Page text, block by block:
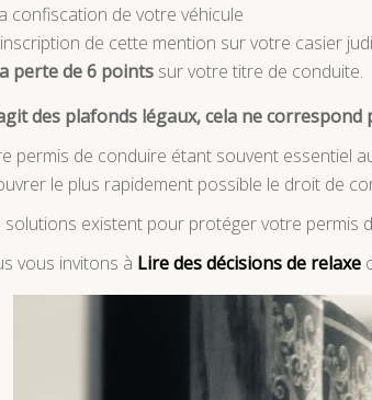
confiscation de votre véhicule
de cette mention sur votre casier
perte de 6 points sur votre titre de conduite.
des plafonds légaux, cela ne
permis de conduire étant souvent essentiel
le plus rapidement possible le droit de
solutions existent pour protéger votre permis
vous invitons à Liredes décisions de relaxe